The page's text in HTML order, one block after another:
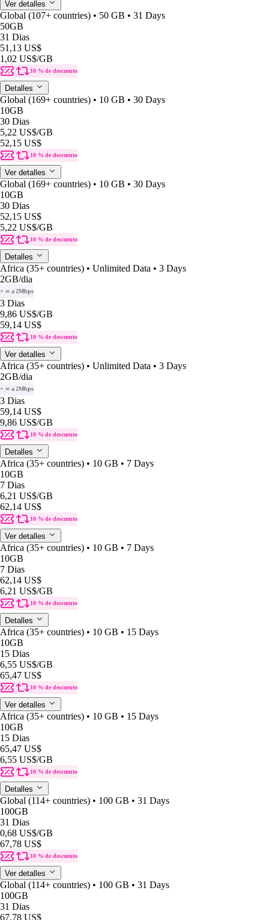
Ver detalles
Global (107+ countries) • 50 GB • 31 Days
50GB
31 Dias
51,13 US$
1,02 US$/GB
10 % de descuento
Detalles
Global (169+ countries) • 10 GB • 30 Days
10GB
30 Dias
5,22 US$/GB
52,15 US$
10 % de descuento
Ver detalles
Global (169+ countries) • 10 GB • 30 Days
10GB
30 Dias
52,15 US$
5,22 US$/GB
10 % de descuento
Detalles
Africa (35+ countries) • Unlimited Data • 3 Days
2GB/dia
+ ∞ a 2Mbps
3 Dias
9,86 US$/GB
59,14 US$
10 % de descuento
Ver detalles
Africa (35+ countries) • Unlimited Data • 3 Days
2GB/dia
+ ∞ a 2Mbps
3 Dias
59,14 US$
9,86 US$/GB
10 % de descuento
Detalles
Africa (35+ countries) • 10 GB • 7 Days
10GB
7 Dias
6,21 US$/GB
62,14 US$
10 % de descuento
Ver detalles
Africa (35+ countries) • 10 GB • 7 Days
10GB
7 Dias
62,14 US$
6,21 US$/GB
10 % de descuento
Detalles
Africa (35+ countries) • 10 GB • 15 Days
10GB
15 Dias
6,55 US$/GB
65,47 US$
10 % de descuento
Ver detalles
Africa (35+ countries) • 10 GB • 15 Days
10GB
15 Dias
65,47 US$
6,55 US$/GB
10 % de descuento
Detalles
Global (114+ countries) • 100 GB • 31 Days
100GB
31 Dias
0,68 US$/GB
67,78 US$
10 % de descuento
Ver detalles
Global (114+ countries) • 100 GB • 31 Days
100GB
31 Dias
67,78 US$